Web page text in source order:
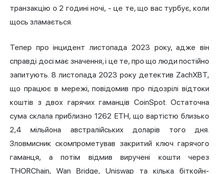
транзакцію о 2 годині ночі, - це те, що вас турбує, коли
щось зламається.
Тепер про інцидент листопада 2023 року, адже він
справді досі має значення, і це те, про що люди постійно
запитують. 8 листопада 2023 року детектив ZachXBT,
що працює в мережі, повідомив про підозрілі відтоки
коштів з двох гарячих гаманців CoinSpot. Остаточна
сума склала приблизно 1262 ETH, що вартістю близько
2,4 мільйона австралійських доларів того дня.
Зловмисник скомпрометував закритий ключ гарячого
гаманця, а потім відмив виручені кошти через
THORChain, Wan Bridge, Uniswap та кілька біткойн-